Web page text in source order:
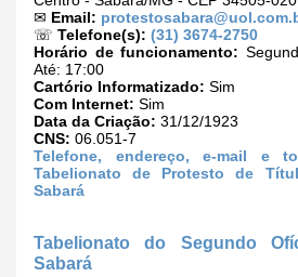
✉ Email:
☏ Telefone(s): (31) 3674-2750
Horário de funcionamento:
Até: 17:00
Cartório Informatizado: Sim
Com Internet: Sim
Data da Criação: 31/12/1923
CNS: 06.051-7
Telefone, endereço, e-mail e
Tabelionato de Protesto de
Sabará
Tabelionato do Segundo
Sabará